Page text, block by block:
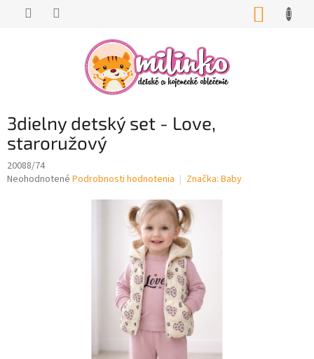
3dielny detský set - Love,
staroružový
20088/74
Priemerné
Neohodnotené Podrobnosti hodnotenia Značka: Baby